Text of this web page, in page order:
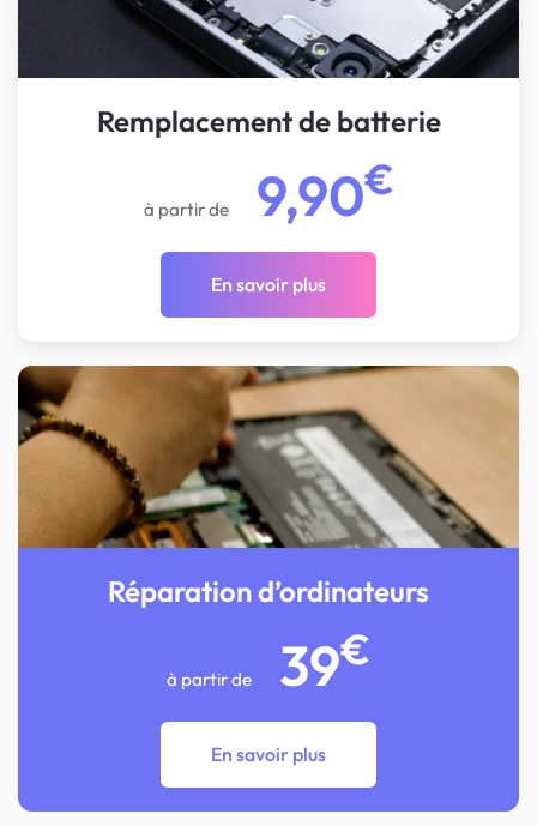
Remplacement de batterie
à partir de 9,90€
En savoir plus
Réparation d’ordinateurs
à partir de 39€
En savoir plus